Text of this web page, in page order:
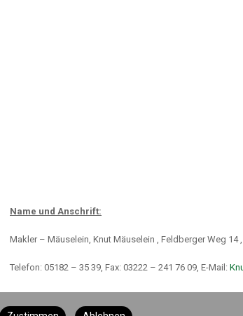
einer aktuellen YouGov-Umfrage im Auftrag des
Arbeiter auch private Endgeräte wie
jeder zehnte wickelt geschäftliche E-Mails auch
E-Mail-Accounts sind in aller Regel schlechter
ihrer Daten“, warnt der GDV-Experte für
es mittlerweile ein breites Angebot an
Name und Anschrift:
Makler – Mäuselein, Knut Mäuselein , Feldberger Weg 14
Telefon: 05182 – 35 39, Fax: 03222 – 241 76 09, E-Mail:
Status: